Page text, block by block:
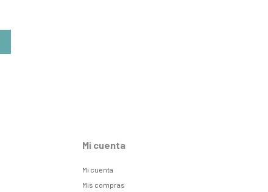
Mi cuenta
Mi cuenta
Mis compras